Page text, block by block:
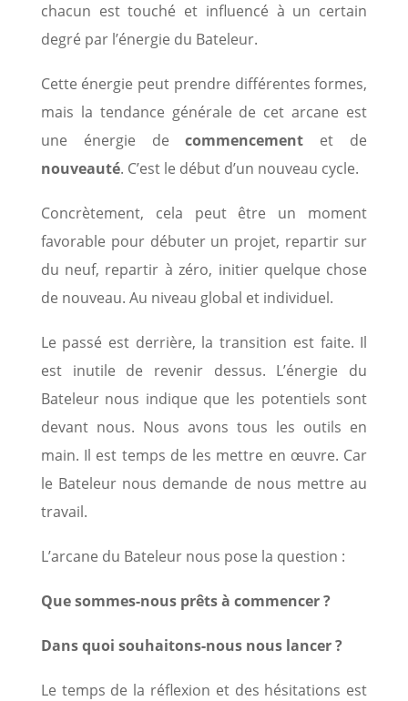
chacun est touché et influencé à un certain
degré par l’énergie du Bateleur.
Cette énergie peut prendre différentes formes,
mais la tendance générale de cet arcane est
une énergie decommencement et de
nouveauté. C’est le début d’un nouveau cycle.
Concrètement, cela peut être un moment
favorable pour débuter un projet, repartir sur
du neuf, repartir à zéro, initier quelque chose
de nouveau. Au niveau global et individuel.
Le passé est derrière, la transition est faite. Il
est inutile de revenir dessus. L’énergie du
Bateleur nous indique que les potentiels sont
devant nous. Nous avons tous les outils en
main. Il est temps de les mettre en œuvre. Car
le Bateleur nous demande de nous mettre au
travail.
L’arcane du Bateleur nous pose la question :
Que sommes-nous prêts à commencer ?
Dans quoi souhaitons-nous nous lancer ?
Le temps de la réflexion et des hésitations est